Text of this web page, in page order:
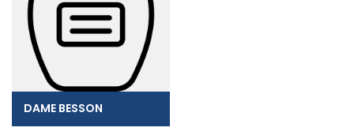
DAME BESSON